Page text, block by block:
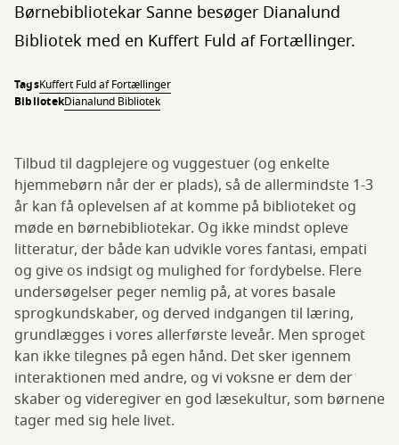
Børnebibliotekar Sanne besøger Dianalund
Bibliotek med en Kuffert Fuld af Fortællinger.
TagsKuffert Fuld af Fortællinger
BibliotekDianalund Bibliotek
Tilbud til dagplejere og vuggestuer (og enkelte
hjemmebørn når der er plads), så de allermindste 1-3
år kan få oplevelsen af at komme på biblioteket og
møde en børnebibliotekar. Og ikke mindst opleve
litteratur, der både kan udvikle vores fantasi, empati
og give os indsigt og mulighed for fordybelse. Flere
undersøgelser peger nemlig på, at vores basale
sprogkundskaber, og derved indgangen til læring,
grundlægges i vores allerførste leveår. Men sproget
kan ikke tilegnes på egen hånd. Det sker igennem
interaktionen med andre, og vi voksne er dem der
skaber og videregiver en god læsekultur, som børnene
tager med sig hele livet.